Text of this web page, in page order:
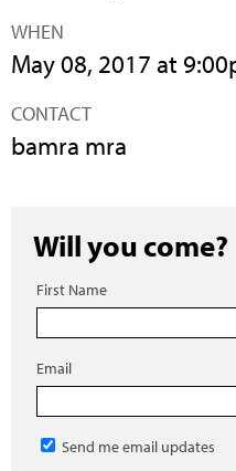
WHEN
May 08, 2017 at
CONTACT
bamra mra
Will you come?
First Name
Email
Send me email updates